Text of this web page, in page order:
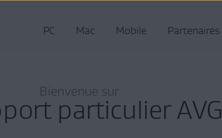
PC Mac Mobile Partenaires
Bienvenue sur
particulier AVG